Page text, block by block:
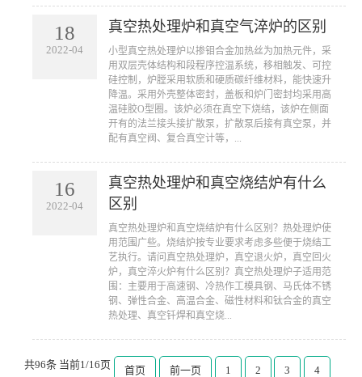
18
2022-04
真空热处理炉和真空气淬炉的区别
​小型真空热处理炉以掺钼合金加热丝为加热元件，采
用双层壳体结构和段程序控温系统，移相触发、可控
硅控制，炉膛采用软质和硬质碳纤维材料，能快速升
降温。采用外壳整体密封，盖板和炉门密封均采用高
温硅胶O型圈。该炉必须在真空下烧结，该炉在侧面
开有的法兰接头接扩散泵，扩散泵后接有真空泵，并
配有真空阀、复合真空计等，...
16
2022-04
真空热处理炉和真空烧结炉有什么
区别
​真空热处理炉和真空烧结炉有什么区别？热处理炉使
用范围广些。烧结炉按专业要求考虑多些便于烧结工
艺执行。请问真空热处理炉，真空退火炉，真空回火
炉，真空淬火炉有什么区别？真空热处理炉子适用范
围：主要用于高速钢、冷热作工模具钢、马氏体不锈
钢、弹性合金、高温合金、磁性材料和钛合金的真空
热处理、真空钎焊和真空烧...
共96条 当前1/16页 首页 前一页 1 2 3 4